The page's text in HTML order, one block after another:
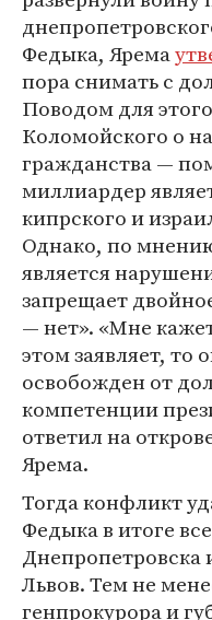
Федыка, Ярема
пора снимать с
Поводом для
Коломойского о
гражданства —
миллиардер
кипрского и
Однако, по
является
запрещает
— нет». «Мне
этом заявляет, то
освобожден от
компетенции
ответил на
Ярема.
Тогда конфликт
Федыка в итоге
Днепропетровска
Львов. Тем не
генпрокурора и